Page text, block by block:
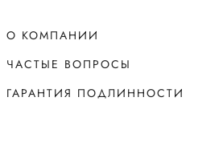
О КОМПАНИИ
ЧАСТЫЕ ВОПРОСЫ
ГАРАНТИЯ ПОДЛИННОСТИ